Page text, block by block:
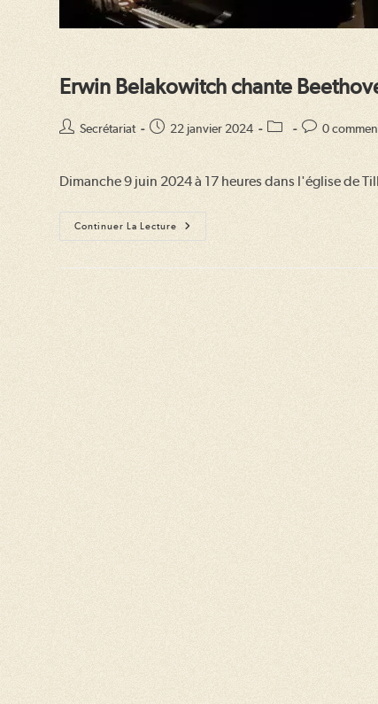
Erwin Belakowitch chante
Auteur/autrice
publication :
Secrétariat
Publication
22 janvier 2024
Post
Commentaires
publication :
0
Dimanche 9 juin 2024 à 17 heures dans l'église de
Continuer La Lecture
Erwin
Belakowitch